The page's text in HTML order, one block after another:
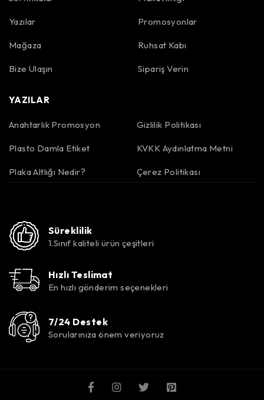
Yazılar
Mağaza
Bize Ulaşın
Promosyonlar
Ruhsat Kabı
Sipariş Verin
YAZILAR
Anahtarlık Promosyon
Plasto Damla Etiket
Plaka Altlığı Nedir?
Gizlilik Politikası
KVKK Aydınlatma Metni
Çerez Politikası
Süreklilik
1.Sınıf kaliteli ürün çeşitleri
Hızlı Teslimat
En hızlı gönderim seçenekleri
7/24 Destek
Sorularınıza önem veriyoruz